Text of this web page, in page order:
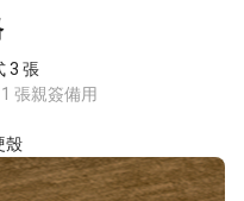
3 張
張親簽備用
殼